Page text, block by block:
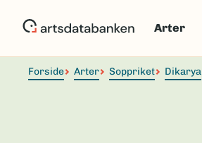
Arter
Forside Arter Soppriket Dikarya